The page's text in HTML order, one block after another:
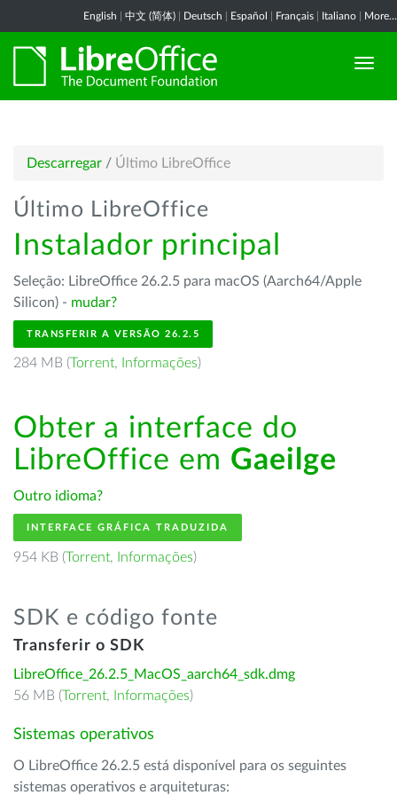
English 中文 (简体) Deutsch Español Français Italiano More...
Descarregar / Último LibreOffice
Último LibreOffice
Instalador principal
Seleção: LibreOffice 26.2.5 para macOS (Aarch64/Apple
Silicon) - mudar?
TRANSFERIR A VERSÃO 26.2.5
284 MB (Torrent, Informações)
Obter a interface do
LibreOffice em Gaeilge
Outro idioma?
INTERFACE GRÁFICA TRADUZIDA
954 KB (Torrent, Informações)
SDK e código fonte
Transferir o SDK
LibreOffice_26.2.5_MacOS_aarch64_sdk.dmg
56 MB (Torrent, Informações)
Sistemas operativos
O LibreOffice 26.2.5 está disponível para os seguintes
sistemas operativos e arquiteturas: